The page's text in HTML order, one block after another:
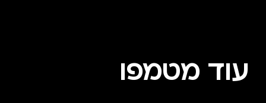
עוד מטמפו